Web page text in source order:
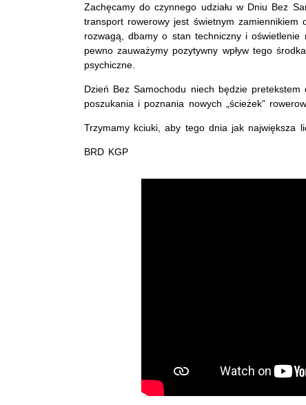
Zachęcamy do czynnego udziału w Dniu Bez
transport rowerowy jest świetnym
rozwagą, dbamy o stan techniczny i oświetlenie
pewno zauważymy pozytywny wpływ tego
psychiczne.
Dzień Bez Samochodu niech będzie
poszukania i poznania nowych „ścieżek”
Trzymamy kciuki, aby tego dnia jak największa
BRD KGP